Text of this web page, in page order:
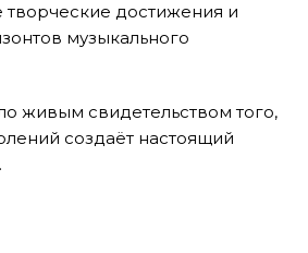
достижения и
музыкального
живым свидетельством того,
создаёт настоящий